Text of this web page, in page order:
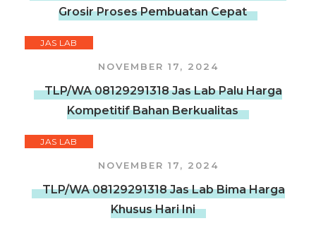
Grosir Proses Pembuatan Cepat
JAS LAB
NOVEMBER 17, 2024
TLP/WA 08129291318 Jas Lab Palu Harga
Kompetitif Bahan Berkualitas
JAS LAB
NOVEMBER 17, 2024
TLP/WA 08129291318 Jas Lab Bima Harga
Khusus Hari Ini